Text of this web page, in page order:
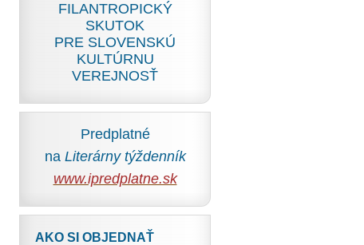
FILANTROPICKÝ
SKUTOK
PRE SLOVENSKÚ
KULTÚRNU
VEREJNOSŤ
Predplatné
na Literárny týždenník
www.ipredplatne.sk
AKO SI OBJEDNAŤ